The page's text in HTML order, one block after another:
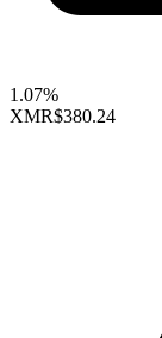
1.07%
XMR$380.24